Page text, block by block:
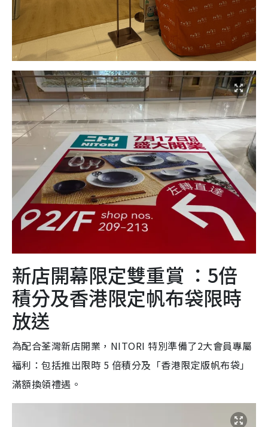
新店開幕限定雙重賞 ：5倍
積分及香港限定帆布袋限時
放送
為配合荃灣新店開業，NITORI 特別準備了2大會員專屬
福利：包括推出限時 5 倍積分及「香港限定版帆布袋」
滿額換領禮遇。